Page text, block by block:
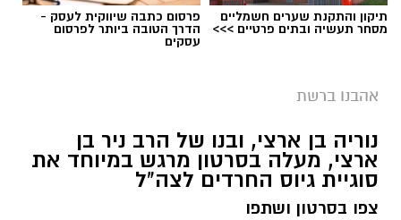
חדשותי? מצאתם טעות בכתבה? נשמח שתשתפו
תיקון והתקנת שערים חשמליים
מסחר תעשיה ובתים פרטיים >>>
פרסום כתבה שיווקית לעסק -
הדרך הטובה ביותר לפרסום
עסקים
אהבנו ברשת
נוריה בן ארצי, ובנו של הרב ניר בן
ארצי, מעלה בסרטון מרגש במיוחד את
סוגיית גיוס החרדים לצה"ל
צפו בסרטון ושתפו